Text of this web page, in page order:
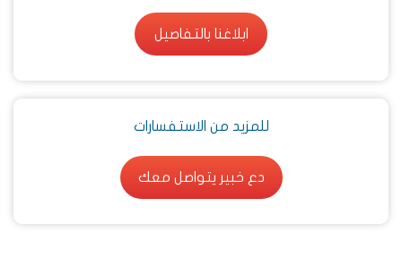
ابلاغنا بالتفاصيل
ابلاغنا بالتفاصيل
للمزيد من الاستفسارات
دع خبير يتواصل معك
دع خبير يتواصل معك